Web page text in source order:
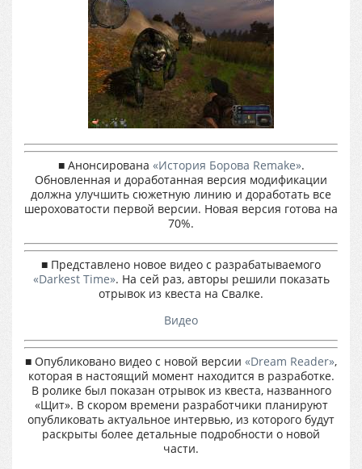
■ Анонсирована «История Борова Remake».
Обновленная и доработанная версия модификации
должна улучшить сюжетную линию и доработать все
шероховатости первой версии. Новая версия готова на
70%.
■ Представлено новое видео с разрабатываемого
«Darkest Time». На сей раз, авторы решили показать
отрывок из квеста на Свалке.
Видео
■ Опубликовано видео с новой версии «Dream Reader»,
которая в настоящий момент находится в разработке.
В ролике был показан отрывок из квеста, названного
«Щит». В скором времени разработчики планируют
опубликовать актуальное интервью, из которого будут
раскрыты более детальные подробности о новой
части.